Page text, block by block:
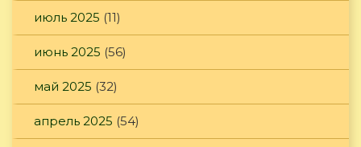
июль 2025 (11)
июнь 2025 (56)
май 2025 (32)
апрель 2025 (54)